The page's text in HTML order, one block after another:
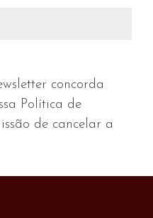
concorda
Política de
de cancelar a